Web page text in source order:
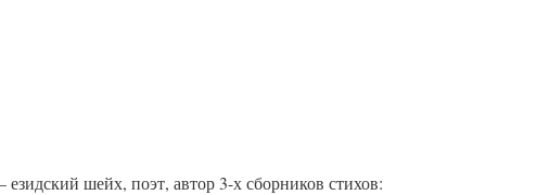
езидский шейх, поэт, автор 3-х сборников стихов: